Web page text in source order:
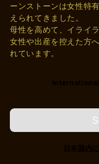
ーンストーンは女性特
えられてきました。
母性を高めて、イライ
女性や出産を控えた方
れています。
日本国内